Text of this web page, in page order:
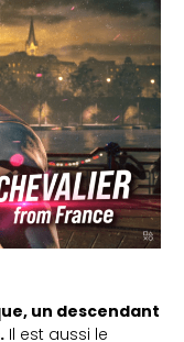
un descendant
Il est aussi le